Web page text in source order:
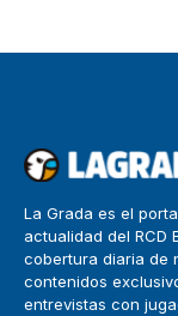
La Grada es el
actualidad del RCD
cobertura diaria de
contenidos
entrevistas con